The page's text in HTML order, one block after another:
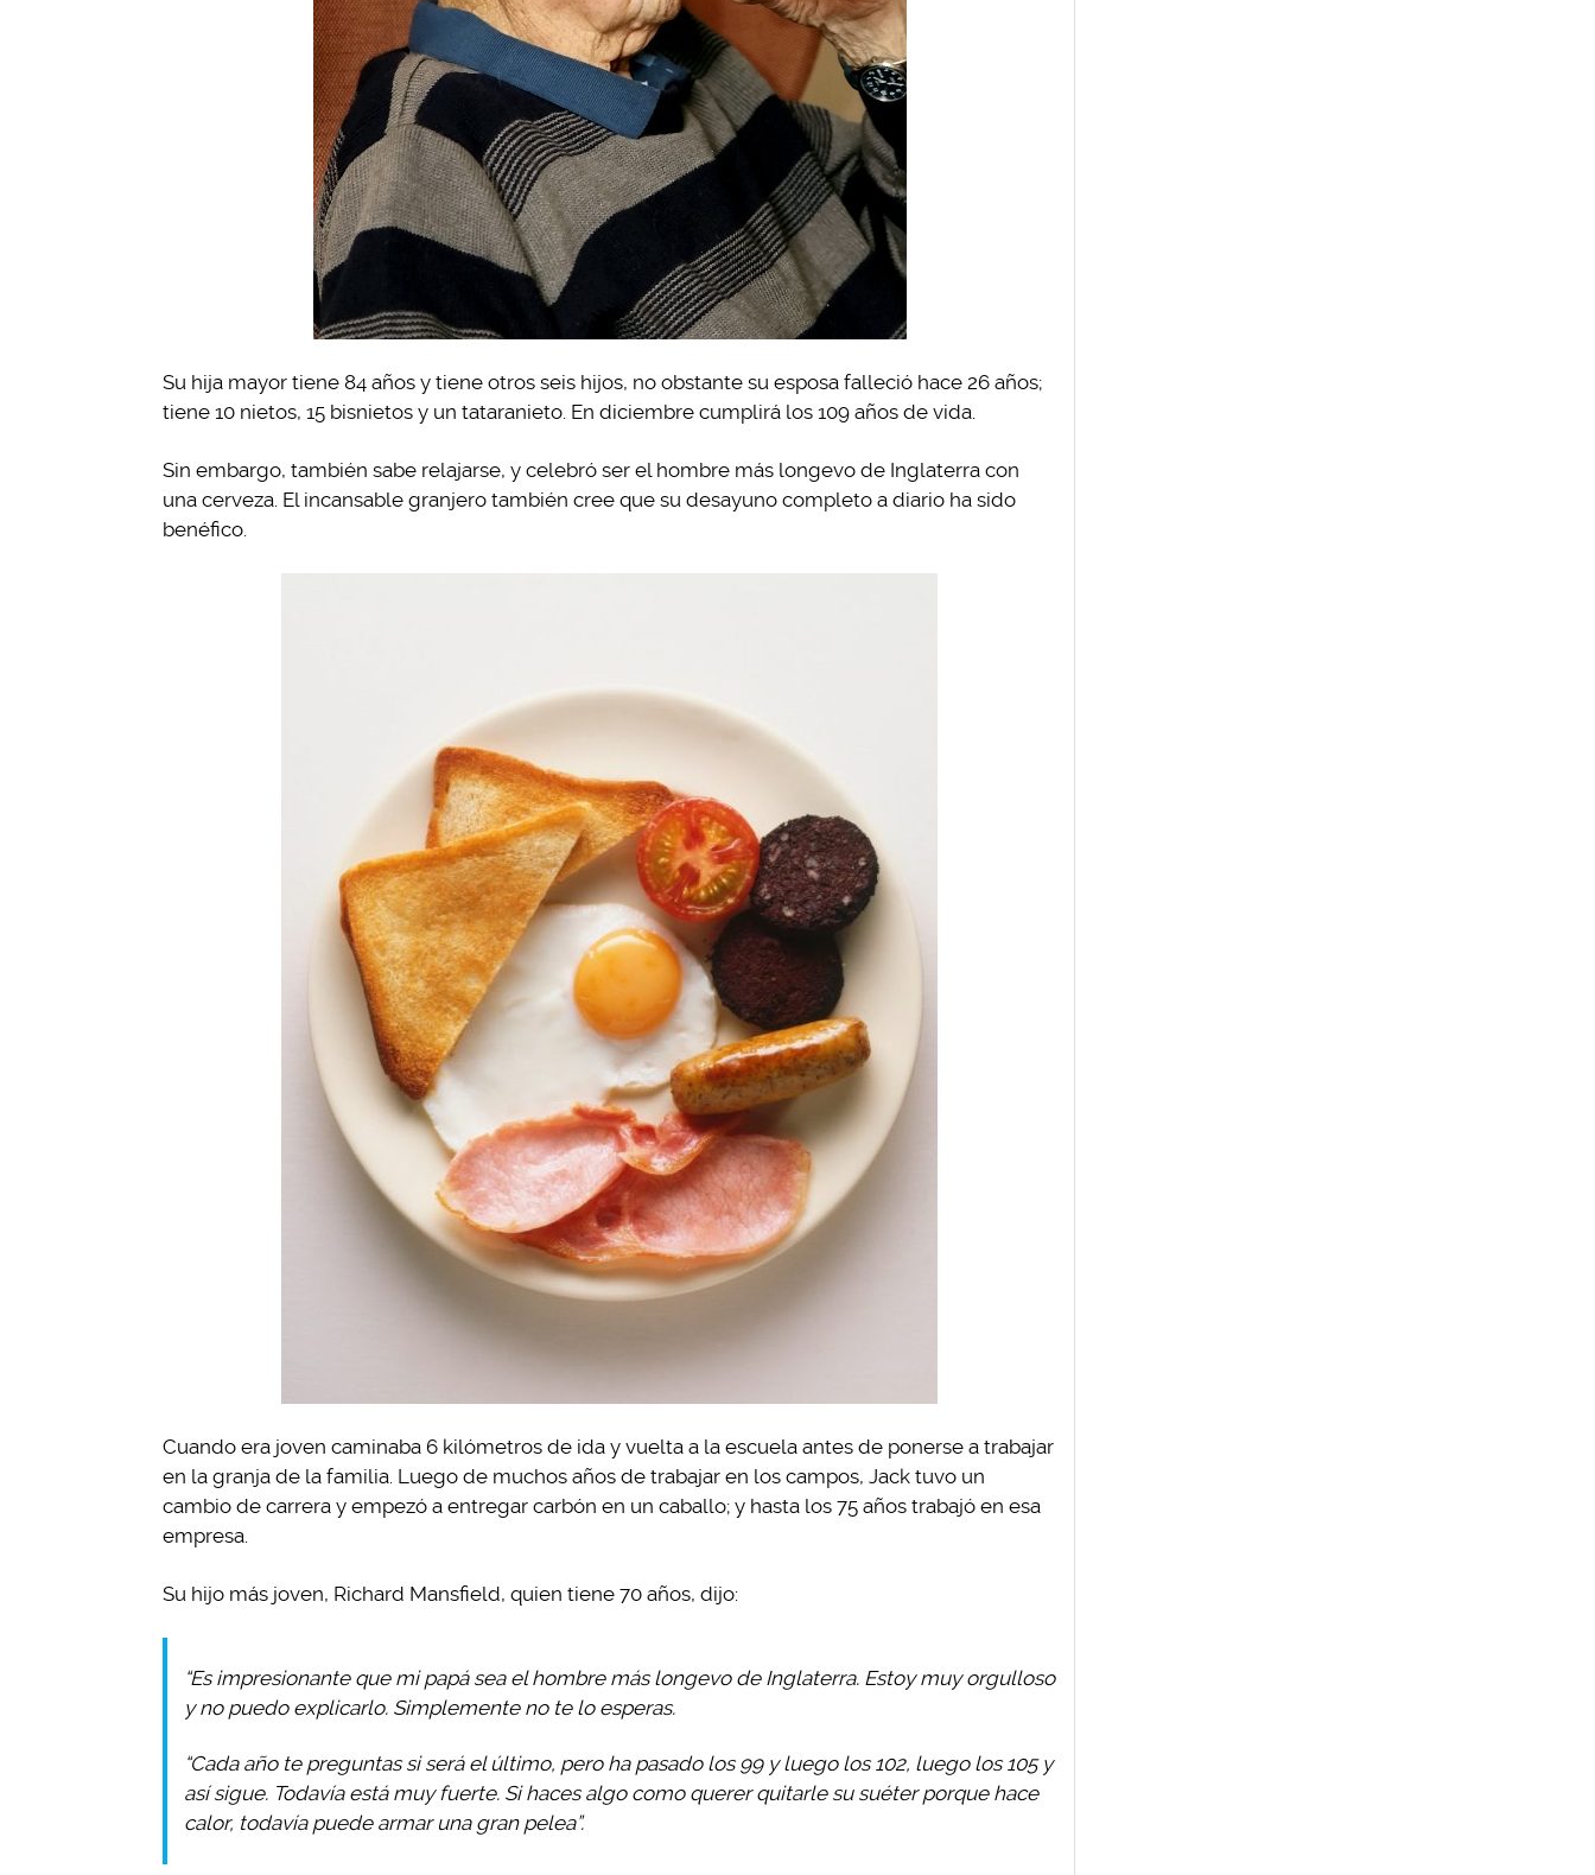
Su hija mayor tiene 84 años y tiene otros seis hijos, no obstante su esposa falleció hace 26 años;
tiene 10 nietos, 15 bisnietos y un tataranieto. En diciembre cumplirá los 109 años de vida.
Sin embargo, también sabe relajarse, y celebró ser el hombre más longevo de Inglaterra con
una cerveza. El incansable granjero también cree que su desayuno completo a diario ha sido
benéfico.
Cuando era joven caminaba 6 kilómetros de ida y vuelta a la escuela antes de ponerse a trabajar
en la granja de la familia. Luego de muchos años de trabajar en los campos, Jack tuvo un
cambio de carrera y empezó a entregar carbón en un caballo; y hasta los 75 años trabajó en esa
empresa.
Su hijo más joven, Richard Mansfield, quien tiene 70 años, dijo:
“Es impresionante que mi papá sea el hombre más longevo de Inglaterra. Estoy muy orgulloso
y no puedo explicarlo. Simplemente no te lo esperas.
“Cada año te preguntas si será el último, pero ha pasado los 99 y luego los 102, luego los 105 y
así sigue. Todavía está muy fuerte. Si haces algo como querer quitarle su suéter porque hace
calor, todavía puede armar una gran pelea”.